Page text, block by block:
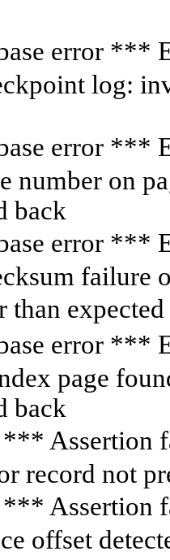
error ***
log:
error ***
number on
back
error ***
failure
than expected
error ***
page
back
Assertion
record not
Assertion
offset